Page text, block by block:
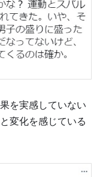
を実感していない
変化を感じている